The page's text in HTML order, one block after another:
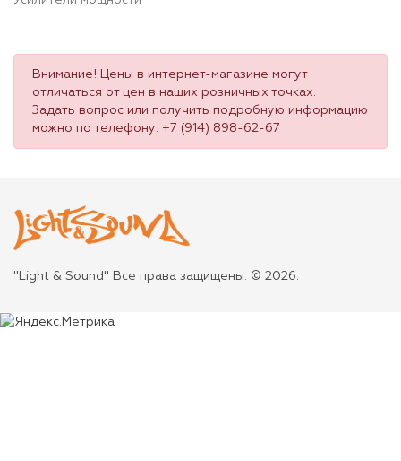
Внимание! Цены в интернет-магазине могут
отличаться от цен в наших розничных точках.
Задать вопрос или получить подробную информацию
можно по телефону: +7 (914) 898-62-67
"Light & Sound" Все права защищены. © 2026.